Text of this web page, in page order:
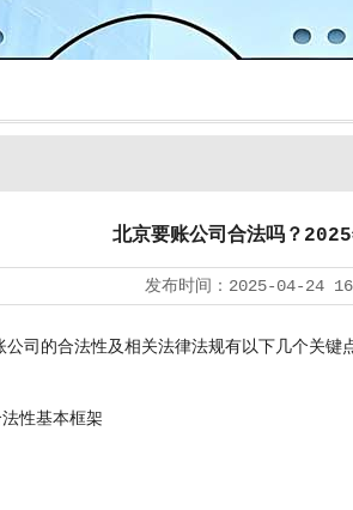
北京要账公司合法吗？
发布时间： 2025-04-24
公司 的合法性及相关法律法规有以下几个关键
性基本框架